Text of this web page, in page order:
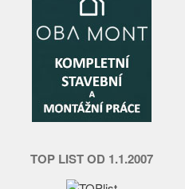
TOP LIST OD 1.1.2007